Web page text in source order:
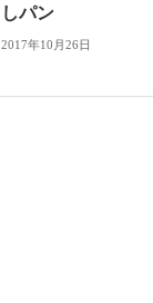
しパン
2017年10月26日